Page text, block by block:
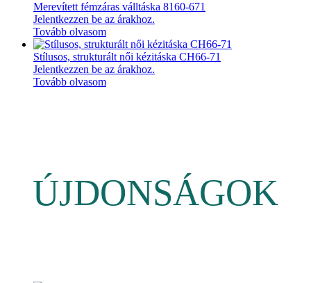
Merevített fémzáras válltáska 8160-671
Jelentkezzen be az árakhoz.
Tovább olvasom
Stílusos, strukturált női kézitáska CH66-71
Jelentkezzen be az árakhoz.
Tovább olvasom
ÚJDONSÁGOK